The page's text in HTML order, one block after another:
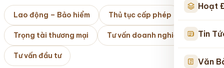
Hoạt
Tin
Văn
Lao động – Bảo hiểm Thủ tục cấp phép
Trọng tài thương mại Tư vấn doanh nghiệp
Tư vấn đầu tư